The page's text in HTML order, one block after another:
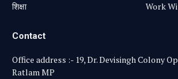
शिक्षा
Work
Contact
Office address :- 19, Dr. Devisingh Colony
Ratlam MP